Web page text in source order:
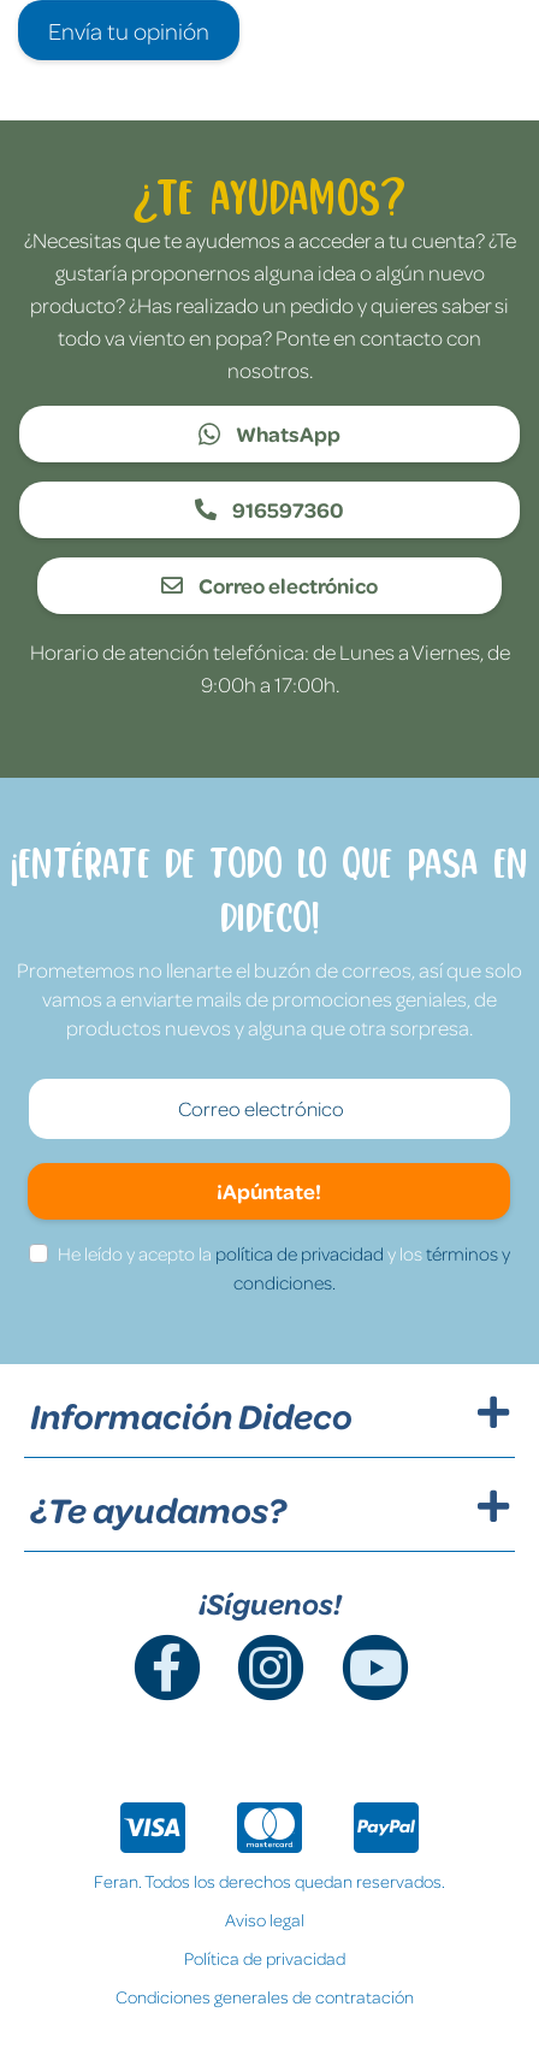
Envía tu opinión
¿Te ayudamos?
¿Necesitas que te ayudemos a acceder a tu cuenta? ¿Te
gustaría proponernos alguna idea o algún nuevo
producto? ¿Has realizado un pedido y quieres saber si
todo va viento en popa? Ponte en contacto con
nosotros.
WhatsApp
916597360
Correo electrónico
Horario de atención telefónica: de Lunes a Viernes, de
9:00h a 17:00h.
¡Entérate de todo lo que pasa en
Dideco!
Prometemos no llenarte el buzón de correos, así que solo
vamos a enviarte mails de promociones geniales, de
productos nuevos y alguna que otra sorpresa.
¡Apúntate!
He leído y acepto la política de privacidad y lostérminos y
condiciones.
Información Dideco
¿Te ayudamos?
¡Síguenos!
Feran. Todos los derechos quedan reservados.
Aviso legal
Política de privacidad
Condiciones generales de contratación